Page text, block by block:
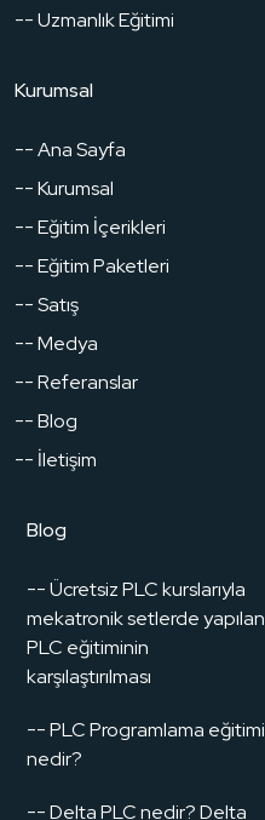
-- Uzmanlık Eğitimi
Kurumsal
-- Ana Sayfa
-- Kurumsal
-- Eğitim İçerikleri
-- Eğitim Paketleri
-- Satış
-- Medya
-- Referanslar
-- Blog
-- İletişim
Blog
-- Ücretsiz PLC kurslarıyla
mekatronik setlerde yapılan
PLC eğitiminin
karşılaştırılması
-- PLC Programlama eğitimi
nedir?
-- Delta PLC nedir? Delta